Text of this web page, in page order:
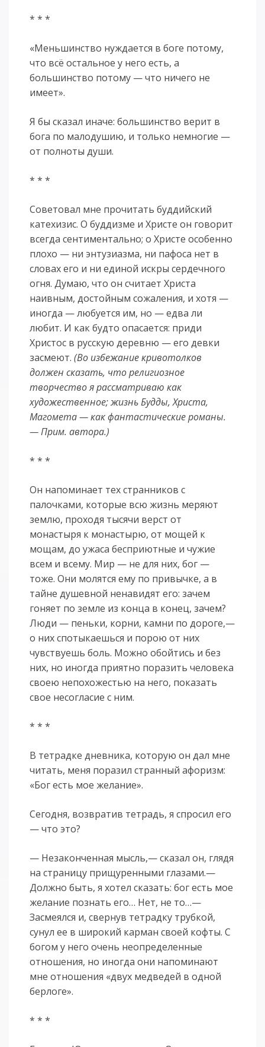
* * *
«Меньшинство нуждается в боге потому,
что всё остальное у него есть, а
большинство потому — что ничего не
имеет».
Я бы сказал иначе: большинство верит в
бога по малодушию, и только немногие —
от полноты души.
* * *
Советовал мне прочитать буддийский
катехизис. О буддизме и Христе он говорит
всегда сентиментально; о Христе особенно
плохо — ни энтузиазма, ни пафоса нет в
словах его и ни единой искры сердечного
огня. Думаю, что он считает Христа
наивным, достойным сожаления, и хотя —
иногда — любуется им, но — едва ли
любит. И как будто опасается: приди
Христос в русскую деревню — его девки
засмеют.(Во избежание кривотолков
должен сказать, что религиозное
творчество я рассматриваю как
художественное; жизнь Будды, Христа,
Магомета — как фантастические романы.
— Прим. автора.)
* * *
Он напоминает тех странников с
палочками, которые всю жизнь меряют
землю, проходя тысячи верст от
монастыря к монастырю, от мощей к
мощам, до ужаса бесприютные и чужие
всем и всему. Мир — не для них, бог —
тоже. Они молятся ему по привычке, а в
тайне душевной ненавидят его: зачем
гоняет по земле из конца в конец, зачем?
Люди — пеньки, корни, камни по дороге,—
о них спотыкаешься и порою от них
чувствуешь боль. Можно обойтись и без
них, но иногда приятно поразить человека
своею непохожестью на него, показать
свое несогласие с ним.
* * *
В тетрадке дневника, которую он дал мне
читать, меня поразил странный афоризм:
«Бог есть мое желание».
Сегодня, возвратив тетрадь, я спросил его
— что это?
— Незаконченная мысль,— сказал он, глядя
на страницу прищуренными глазами.—
Должно быть, я хотел сказать: бог есть мое
желание познать его… Нет, не то…—
Засмеялся и, свернув тетрадку трубкой,
сунул ее в широкий карман своей кофты. С
богом у него очень неопределенные
отношения, но иногда они напоминают
мне отношения «двух медведей в одной
берлоге».
* * *